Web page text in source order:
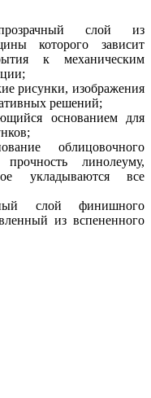
слой из
которого зависит
к механическим
рисунки, изображения
решений;
основанием для
облицовочного
линолеуму,
укладываются все
слой финишного
из вспененного